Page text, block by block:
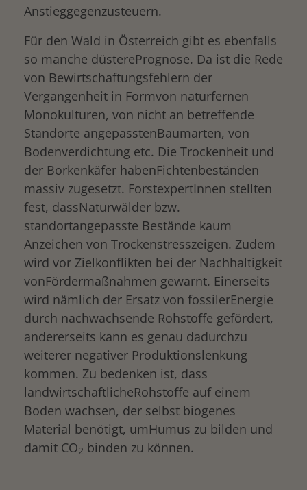
Anstieggegenzusteuern.
Für den Wald in Österreich gibt es ebenfalls
so manche düsterePrognose. Da ist die Rede
von Bewirtschaftungsfehlern der
Vergangenheit in Formvon naturfernen
Monokulturen, von nicht an betreffende
Standorte angepasstenBaumarten, von
Bodenverdichtung etc. Die Trockenheit und
der Borkenkäfer habenFichtenbeständen
massiv zugesetzt. ForstexpertInnen stellten
fest, dassNaturwälder bzw.
standortangepasste Bestände kaum
Anzeichen von Trockenstresszeigen. Zudem
wird vor Zielkonflikten bei der Nachhaltigkeit
vonFördermaßnahmen gewarnt. Einerseits
wird nämlich der Ersatz von fossilerEnergie
durch nachwachsende Rohstoffe gefördert,
andererseits kann es genau dadurchzu
weiterer negativer Produktionslenkung
kommen. Zu bedenken ist, dass
landwirtschaftlicheRohstoffe auf einem
Boden wachsen, der selbst biogenes
Material benötigt, umHumus zu bilden und
damit CO2 binden zu können.